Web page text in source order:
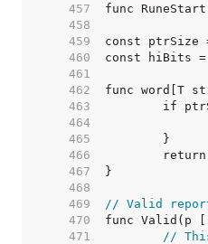
   457
   458
   459
   460
   461
   462
   463
   464
   465
   466
   467
   468
   469
// Valid
   470
   471
//